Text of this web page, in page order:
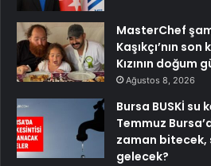
MasterChef
Kaşıkçı’nın
Kızının doğum
Ağustos 8, 2026
Bursa BUSKİ su
Temmuz
zaman bitecek,
gelecek?